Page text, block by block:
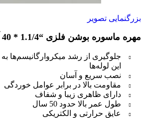
بزرگنمایی تصویر
مهره ماسوره بوشن فلزی “1.1/4 * 40 آذین
جلوگیری از رشد میکروارگانیسم‌ها به
این لوله‌ها
نصب سریع و آسان
مقاومت بالا در برابر عوامل خوردگی
دارای ظاهری زیبا و شفاف
طول عمر بالا حدود 50 سال
عایق حرارتی و الکتریکی